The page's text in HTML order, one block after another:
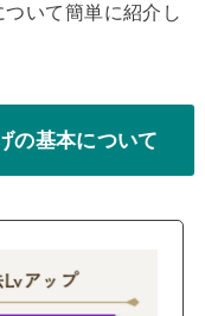
いて簡単に紹介し
の基本について